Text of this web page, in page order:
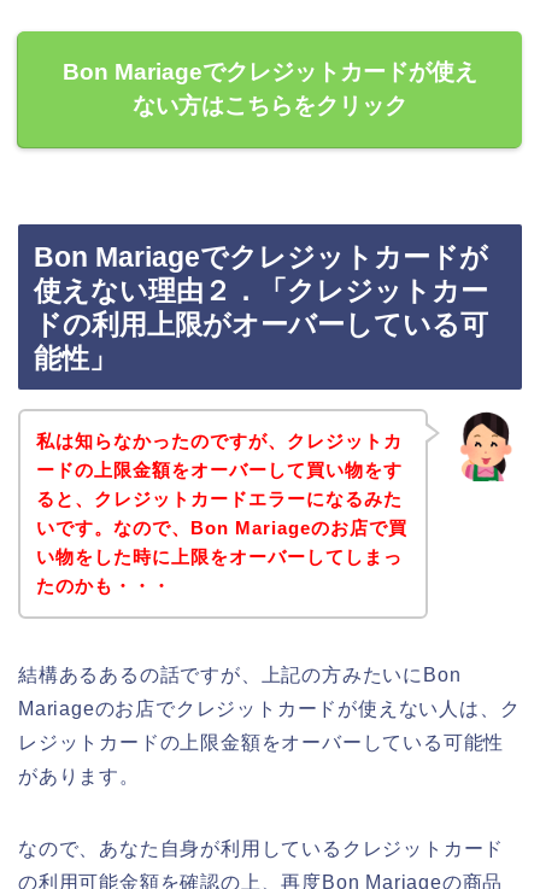
Bon Mariageでクレジットカードが使え
ない方はこちらをクリック
Bon Mariageでクレジットカードが
使えない理由２．「クレジットカー
ドの利用上限がオーバーしている可
能性」
私は知らなかったのですが、クレジットカ
ードの上限金額をオーバーして買い物をす
ると、クレジットカードエラーになるみた
いです。なので、Bon Mariageのお店で買
い物をした時に上限をオーバーしてしまっ
たのかも・・・
結構あるあるの話ですが、上記の方みたいにBon
Mariageのお店でクレジットカードが使えない人は、ク
レジットカードの上限金額をオーバーしている可能性
があります。
なので、あなた自身が利用しているクレジットカード
の利用可能金額を確認の上、再度Bon Mariageの商品